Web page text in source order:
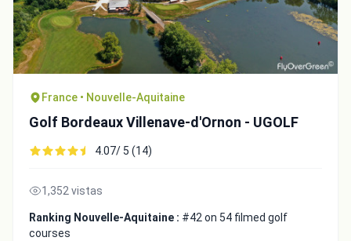
France • Nouvelle-Aquitaine
Golf Bordeaux Villenave-d'Ornon - UGOLF
4.07/ 5 (14)
1,352 vistas
Ranking Nouvelle-Aquitaine : #42 on 54 filmed golf
courses